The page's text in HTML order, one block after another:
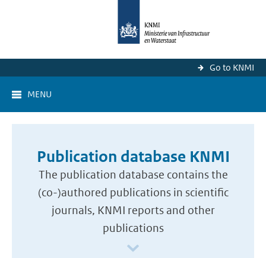
Go to KNMI
MENU
Publication database KNMI
The publication database contains the
(co-)authored publications in scientific
journals, KNMI reports and other
publications